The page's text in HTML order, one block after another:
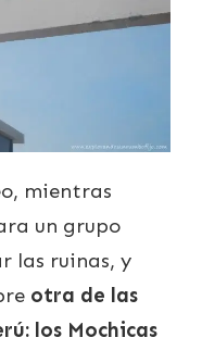
mientras
un grupo
las ruinas, y
otra de las
los Mochicas